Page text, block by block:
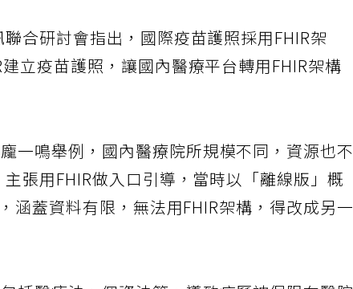
合研討會指出，國際疫苗護照採用FHIR架
立疫苗護照，讓國內醫療平台轉用FHIR架構
一鳴舉例，國內醫療院所規模不同，資源也不
張用FHIR做入口引導，當時以「離線版」概
涵蓋資料有限，無法用FHIR架構，得改成另一